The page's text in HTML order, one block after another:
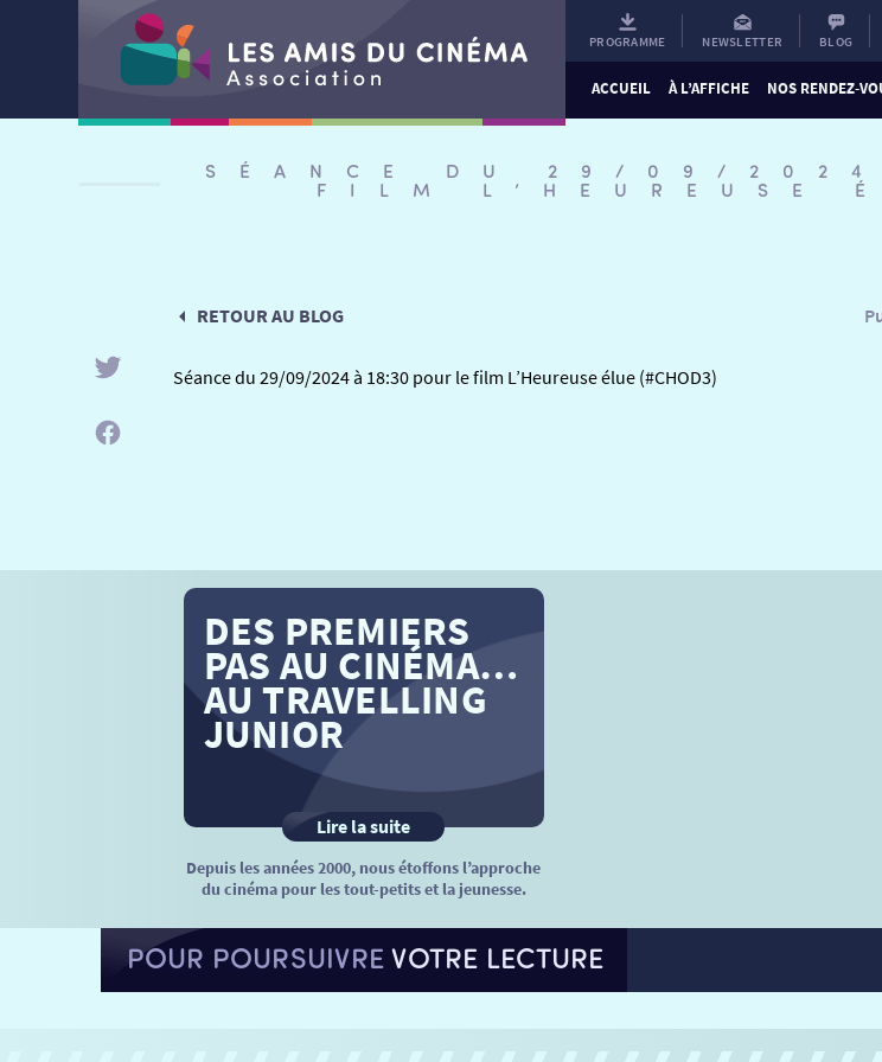
PROGRAMME NEWSLETTER BLOG
ACCUEIL À L’AFFICHE NOS RENDEZ-
SÉANCE DU 29/09/
FILM L’HEUREUSE
RETOUR AU BLOG
Séance du 29/09/2024 à 18:30 pour le film L’Heureuse élue (#CHOD3)
DES PREMIERS
PAS AU CINÉMA…
AU TRAVELLING
JUNIOR
Lire la suite
Depuis les années 2000, nous étoffons l’approche
du cinéma pour les tout-petits et la jeunesse.
POUR POURSUIVREVOTRE LECTURE